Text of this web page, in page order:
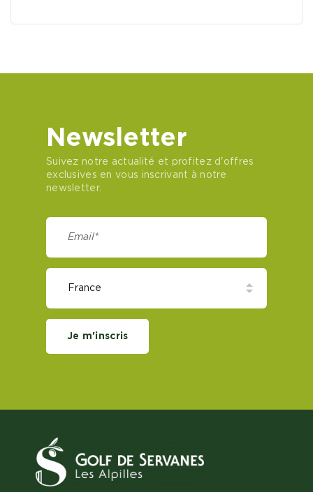
Newsletter
Suivez notre actualité et profitez d'offres
exclusives en vous inscrivant à notre
newsletter.
Je m'inscris